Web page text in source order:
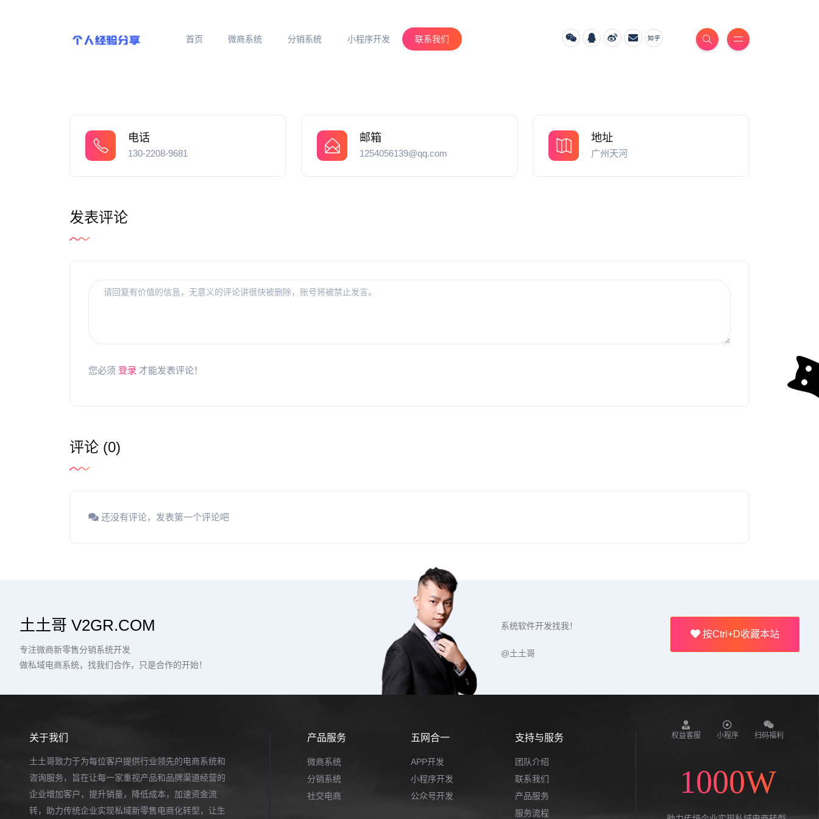
首页 微商系统 分销系统 小程序开发 联系我们
电话
130-2208-9681
邮箱
1254056139@qq.com
地址
广州天河
发表评论
您必须 登录 才能发表评论！
评论 (0)
还没有评论，发表第一个评论吧
土土哥 V2GR.COM
专注微商新零售分销系统开发
做私域电商系统，找我们合作，只是合作的开始！
按Ctrl+D收藏本站
系统软件开发找我！
@土土哥
关于我们
土土哥致力于为每位客户提供行业领先的电商系统和
咨询服务，旨在让每一家重视产品和品牌渠道经营的
企业增加客户，提升销量，降低成本，加速资金流
转，助力传统企业实现私域新零售电商化转型，让生
产品服务
微商系统
分销系统
社交电商
五网合一
APP开发
小程序开发
公众号开发
支持与服务
团队介绍
联系我们
产品服务
服务流程
权益客服 小程序 扫码福利
1000W